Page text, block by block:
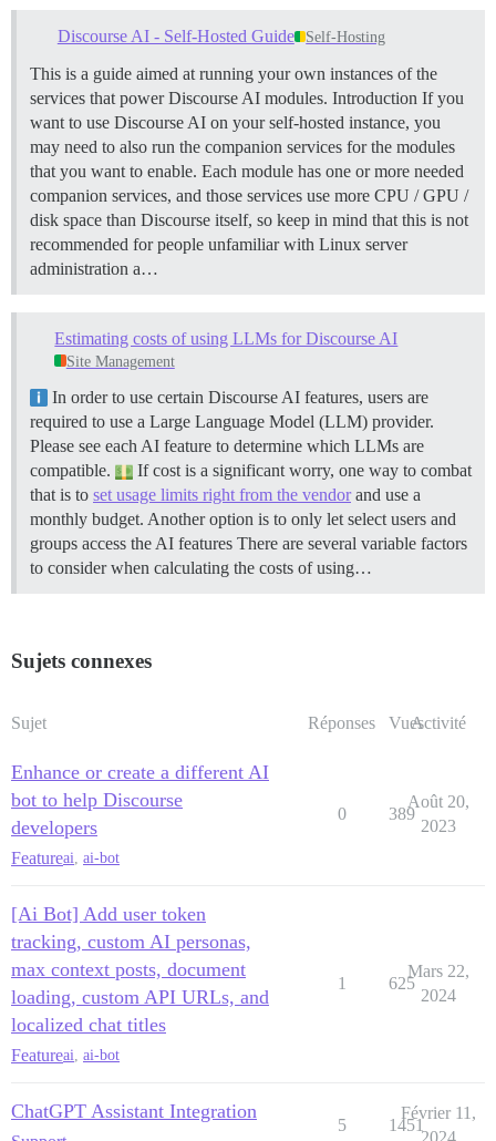
Discourse AI - Self-Hosted Guide Self-Hosting
This is a guide aimed at running your own instances of the
services that power Discourse AI modules. Introduction If you
want to use Discourse AI on your self-hosted instance, you
may need to also run the companion services for the modules
that you want to enable. Each module has one or more needed
companion services, and those services use more CPU / GPU /
disk space than Discourse itself, so keep in mind that this is not
recommended for people unfamiliar with Linux server
administration a…
Estimating costs of using LLMs for Discourse AI
Site Management
In order to use certain Discourse AI features, users are
required to use a Large Language Model (LLM) provider.
Please see each AI feature to determine which LLMs are
compatible.
If cost is a significant worry, one way to combat
that is to set usage limits right from the vendorand use a
monthly budget. Another option is to only let select users and
groups access the AI features There are several variable factors
to consider when calculating the costs of using…
Sujets connexes
Sujet Réponses VuesActivité
Enhance or create a different AI
bot to help Discourse
developers
Featureai, ai-bot
0 389
Août 20,
2023
[Ai Bot] Add user token
tracking, custom AI personas,
max context posts, document
loading, custom API URLs, and
localized chat titles
Featureai, ai-bot
1 625
Mars 22,
2024
ChatGPT Assistant Integration
5 1451
Février 11,
2024